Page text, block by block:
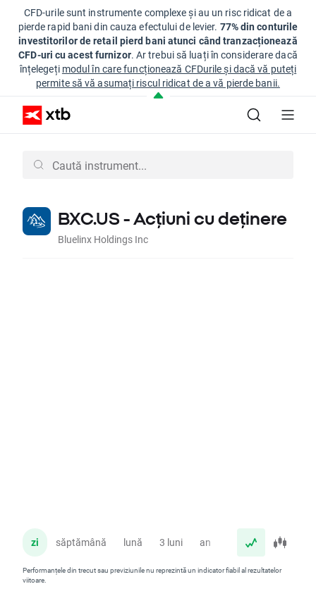
CFD-urile sunt instrumente complexe și au un risc ridicat de a
pierde rapid bani din cauza efectului de levier. 77% din conturile
investitorilor de retail pierd bani atunci când tranzacționează
CFD-uri cu acest furnizor. Ar trebui să luați în considerare dacă
înțelegeți modul în care funcționează CFDurile și dacă vă puteți
permite să vă asumați riscul ridicat de a vă pierde banii.
BXC.US - Acțiuni cu deținere
Bluelinx Holdings Inc
zi săptămână lună 3 luni an
Performanțele din trecut sau previziunile nu reprezintă un indicator fiabil al rezultatelor
viitoare.